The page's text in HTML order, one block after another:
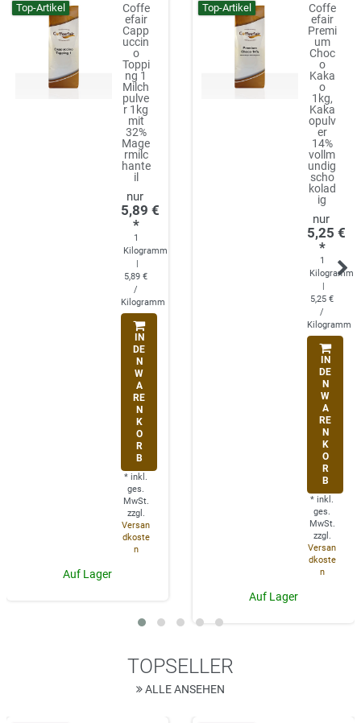
Top-Artikel
Coffe
efair
Capp
uccin
o
Toppi
ng 1
Milch
pulve
r 1kg
mit
32%
Mage
rmilc
hante
il
5,89 €
*
1
Kilogramm
|
5,89 €
/
Kilogramm
IN
DE
N
W
A
RE
N
K
O
R
B
* inkl.
ges.
MwSt.
zzgl.
Versan
dkoste
n
Auf Lager
Top-Artikel
Coffe
efair
Premi
um
Choc
o
Kaka
o
1kg,
Kaka
opulv
er
14%
vollm
undig
scho
kolad
ig
5,25 €
*
1
Kilogramm
|
5,25 €
/
Kilogramm
IN
DE
N
W
A
RE
N
K
O
R
B
* inkl.
ges.
MwSt.
zzgl.
Versan
dkoste
n
Auf Lager
TOPSELLER
ALLE ANSEHEN